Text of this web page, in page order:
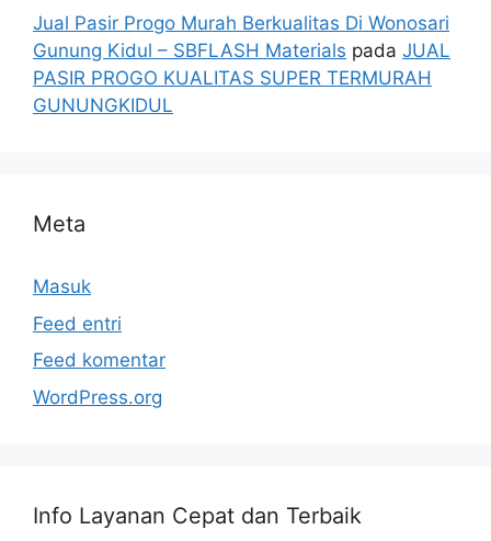
Jual Pasir Progo Murah Berkualitas Di Wonosari
Gunung Kidul – SBFLASH Materials pada JUAL
PASIR PROGO KUALITAS SUPER TERMURAH
GUNUNGKIDUL
Meta
Masuk
Feed entri
Feed komentar
WordPress.org
Info Layanan Cepat dan Terbaik